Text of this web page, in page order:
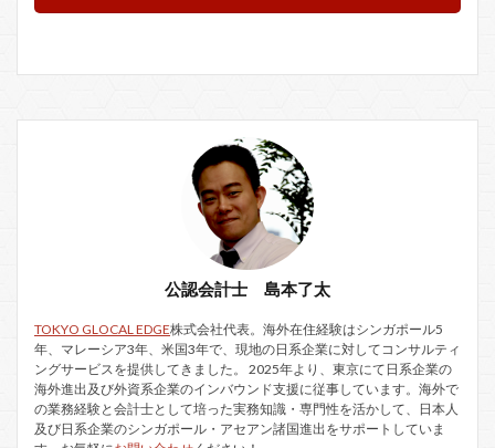
公認会計士 島本了太
TOKYO GLOCAL EDGE株式会社代表。海外在住経験はシンガポール5
年、マレーシア3年、米国3年で、現地の日系企業に対してコンサルティ
ングサービスを提供してきました。 2025年より、東京にて日系企業の
海外進出及び外資系企業のインバウンド支援に従事しています。海外で
の業務経験と会計士として培った実務知識・専門性を活かして、日本人
及び日系企業のシンガポール・アセアン諸国進出をサポートしていま